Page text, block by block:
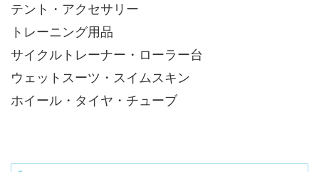
テント・アクセサリー
トレーニング用品
サイクルトレーナー・ローラー台
ウェットスーツ・スイムスキン
ホイール・タイヤ・チューブ